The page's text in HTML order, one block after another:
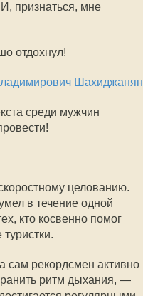
признаться, мне
отдохнул!
Шахиджанян
среди мужчин
целованию.
в течение одной
кто косвенно помог
сам рекордсмен активно
ритм дыхания, —